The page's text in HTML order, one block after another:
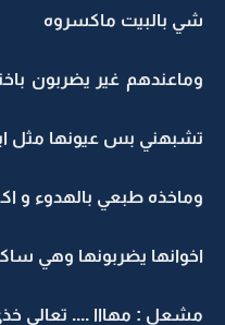
شي بالبيت ماكسروه
وماعندهم غير يضربون
تشبهني بس عيونها مثل
وماخذه طبعي بالهدوء و
اخوانها يضربونها وهي
مشعل : مهااا .... تعالي